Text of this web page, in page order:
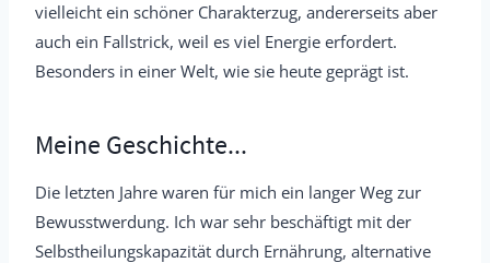
vielleicht ein schöner Charakterzug, andererseits aber
auch ein Fallstrick, weil es viel Energie erfordert.
Besonders in einer Welt, wie sie heute geprägt ist.
Meine Geschichte...
Die letzten Jahre waren für mich ein langer Weg zur
Bewusstwerdung. Ich war sehr beschäftigt mit der
Selbstheilungskapazität durch Ernährung, alternative